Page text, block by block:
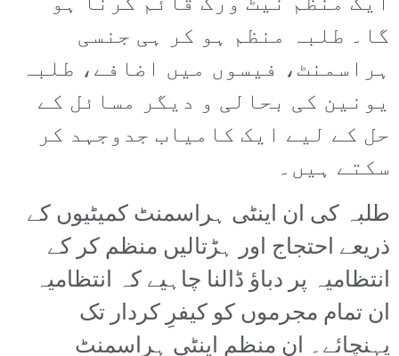
گا۔ طلبہ منظم ہو کر ہی جنسی
ہراسمنٹ، فیسوں میں اضافے، طلبہ
یونین کی بحالی و دیگر مسائل کے
حل کے لیے ایک کامیاب جدوجہد کر
سکتے ہیں۔
طلبہ کی ان اینٹی ہراسمنٹ کمیٹیوں کے
ذریعے احتجاج اور ہڑتالیں منظم کر کے
انتظامیہ پر دباؤ ڈالنا چاہیے کہ انتظامیہ
ان تمام مجرموں کو کیفرِ کردار تک
پہنچائے۔ ان منظم اینٹی ہراسمنٹ